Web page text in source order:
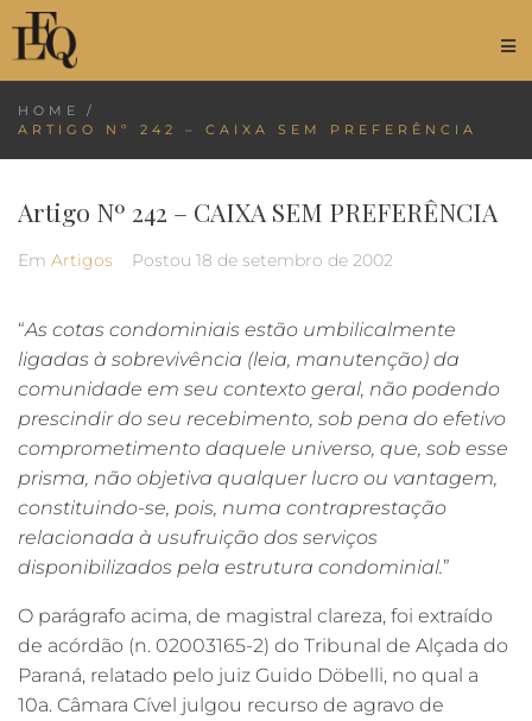
HOME
/
ARTIGO Nº 242 – CAIXA SEM PREFERÊNCIA
Artigo Nº 242 – CAIXA SEM PREFERÊNCIA
Em Artigos Postou 18 de setembro de 2002
“As cotas condominiais estão umbilicalmente
ligadas à sobrevivência (leia, manutenção) da
comunidade em seu contexto geral, não podendo
prescindir do seu recebimento, sob pena do efetivo
comprometimento daquele universo, que, sob esse
prisma, não objetiva qualquer lucro ou vantagem,
constituindo-se, pois, numa contraprestação
relacionada à usufruição dos serviços
disponibilizados pela estrutura condominial.”
O parágrafo acima, de magistral clareza, foi extraído
de acórdão (n. 02003165-2) do Tribunal de Alçada do
Paraná, relatado pelo juiz Guido Döbelli, no qual a
10a. Câmara Cível julgou recurso de agravo de